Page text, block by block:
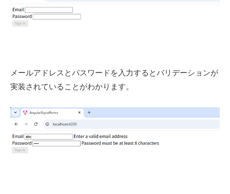
メールアドレスとパスワードを入力するとバリデーションが
実装されていることがわかります。